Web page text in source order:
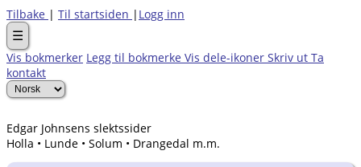
Tilbake | Til startsiden | Logg inn
☰
Vis bokmerker Legg til bokmerke Vis dele-ikoner Skriv ut Ta
kontakt
Edgar Johnsens slektssider
Holla • Lunde • Solum • Drangedal m.m.